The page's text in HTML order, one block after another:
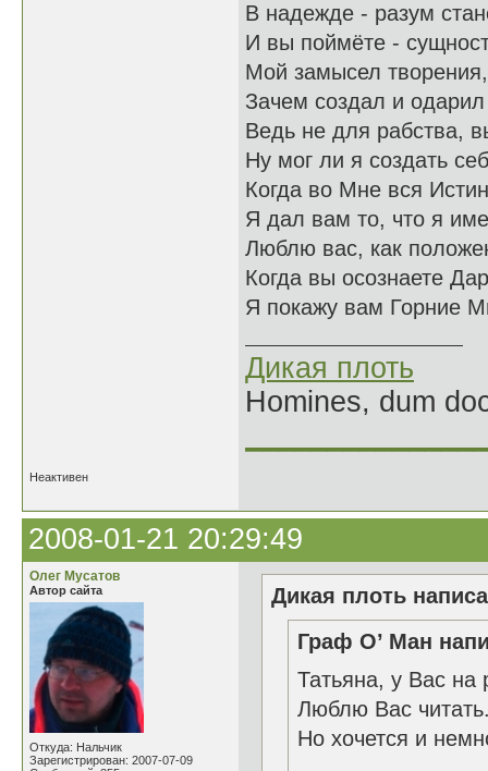
В надежде - разум
И вы поймёте -
Мой замысел
Зачем создал и
Ведь не для рабства,
Ну мог ли я создать
Когда во Мне вся
Я дал вам то, что я
Люблю вас, как
Когда вы осознаете
Я покажу вам Горние
Дикая плоть
Homines, dum
Неактивен
2008-01-21 20:29:49
Олег Мусатов
Автор сайта
Откуда: Нальчик
Зарегистрирован: 2007-07-09
Дикая плоть
Граф О’ Ман
Татьяна, у Вас на
Люблю Вас
Но хочется и